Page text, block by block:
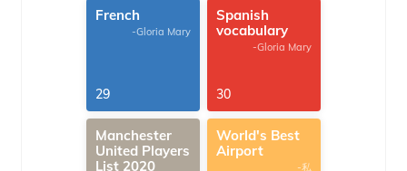
French
-Gloria Mary
29
Spanish
vocabulary
-Gloria Mary
30
Manchester
United Players
List 2020
World's Best
Airport
-私